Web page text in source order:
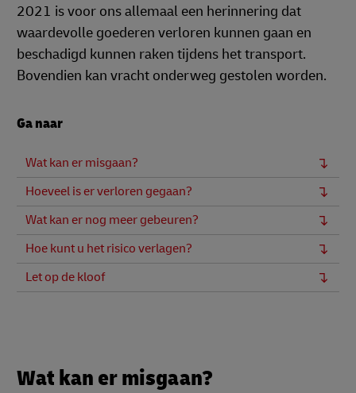
2021 is voor ons allemaal een herinnering dat
waardevolle goederen verloren kunnen gaan en
beschadigd kunnen raken tijdens het transport.
Bovendien kan vracht onderweg gestolen worden.
Ga naar
Wat kan er misgaan?
Hoeveel is er verloren gegaan?
Wat kan er nog meer gebeuren?
Hoe kunt u het risico verlagen?
Let op de kloof
Wat kan er misgaan?